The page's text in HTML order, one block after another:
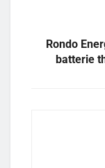
Rondo
batterie